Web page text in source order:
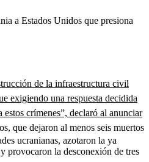
a Estados Unidos que presiona
de la infraestructura civil
exigiendo una respuesta decidida
crímenes”, declaró al anunciar
que dejaron al menos seis muertos
ucranianas, azotaron la ya
provocaron la desconexión de tres